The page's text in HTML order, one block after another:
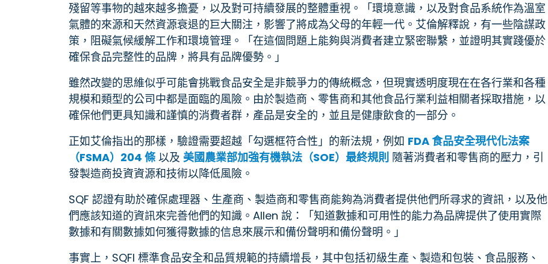
殘留等事物的越來越多擔憂，以及對可持續發展的整體重視。「環境意識，以及對食品系統作為溫室
氣體的來源和天然資源衰退的巨大關注，影響了將成為父母的年輕一代。艾倫解釋說，有一些陰謀政
策，阻礙氣候緩解工作和環境管理。「在這個問題上能夠與消費者建立緊密聯繫，並證明其實踐優於
確保食品完整性的品牌，將具有品牌優勢。」
雖然改變的思維似乎可能會挑戰食品安全是非競爭力的傳統概念，但現實透明度現在在各行業和各種
規模和類型的公司中都是面臨的風險。由於製造商、零售商和其他食品行業利益相關者採取措施，以
確保他們更具知識和謹慎的消費者群，產品是安全的，並且是健康飲食的一部分。
正如艾倫指出的那樣，驗證需要超越「勾選框符合性」的新法規，例如 FDA 食品安全現代化法案
（FSMA）204 條 以及 美國農業部加強有機執法（SOE）最終規則 隨著消費者和零售商的壓力，引
發製造商投資資源和技術以降低風險。
SQF 認證有助於確保處理器、生產商、製造商和零售商能夠為消費者提供他們所尋求的資訊，以及他
們應該知道的資訊來完善他們的知識。Allen 說：「知道數據和可用性的能力為品牌提供了使用實際
數據和有關數據如何獲得數據的信息來展示和備份聲明和備份聲明。」
事實上，SQFI 標準食品安全和品質規範的持續增長，其中包括初級生產、製造和包裝、食品服務、